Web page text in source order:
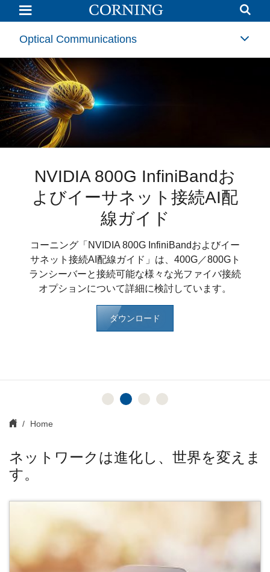
Corning
Optical
Communications
Optical Communications
Corning® GlassWorks AI™
ソリューション
AI革命が、ここに。
専門家に相談する
NVIDIA 800G InfiniBandお
よびイーサネット接続AI配
線ガイド
コーニング「NVIDIA 800G InfiniBandおよびイー
サネット接続AI配線ガイド」は、400G／800Gト
ランシーバーと接続可能な様々な光ファイバ接続
オプションについて詳細に検討しています。
ダウンロード
ケーブルアセンブリ製品の
重要性
ケーブルアセンブリ製品は、見落とされがちです
が光配線における重要なコンポーネントです。当
社の新たなケーブルアセンブリ設計ツールをご覧
いただき、様々な製品属性を視覚的に確認しなが
ら部品番号の作成にご活用ください。
Configure Now!
ネットワークは進化し続け
ています。
コーニングの光接続ソリューションは通信事業
者、データセンタ、インビルディングネットワー
ク、OEMのすべての領域で使用され、進化し続け
ています。
Home
ネットワークは進化し、世界を変えま
す。